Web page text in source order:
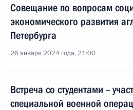
Совещание по вопросам
экономического развития
Петербурга
26 января 2024 года, 21:00
Встреча со студентами –
специальной военной